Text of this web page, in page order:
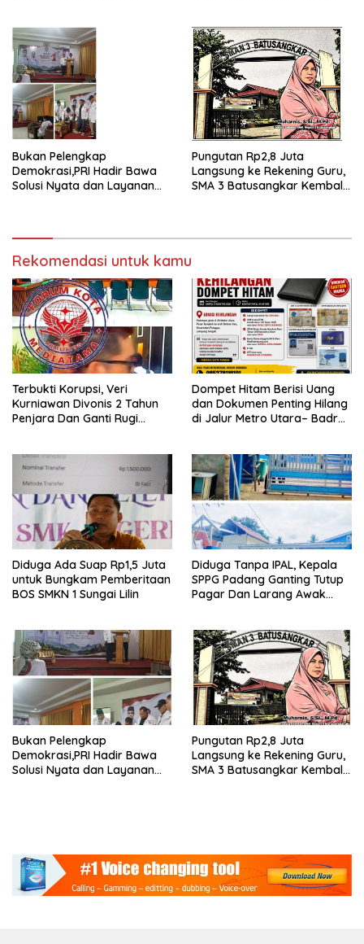
Bukan Pelengkap
Demokrasi,PRI Hadir Bawa
Solusi Nyata dan Layanan
Pungutan Rp2,8 Juta
Langsung ke Rekening Guru,
SMA 3 Batusangkar Kembali
Rekomendasi untuk kamu
Terbukti Korupsi, Veri
Kurniawan Divonis 2 Tahun
Penjara Dan Ganti Rugi
Dompet Hitam Berisi Uang
dan Dokumen Penting Hilang
di Jalur Metro Utara– Badran
Diduga Ada Suap Rp1,5 Juta
untuk Bungkam Pemberitaan
BOS SMKN 1 Sungai Lilin
Diduga Tanpa IPAL, Kepala
SPPG Padang Ganting Tutup
Pagar Dan Larang Awak
Bukan Pelengkap
Demokrasi,PRI Hadir Bawa
Solusi Nyata dan Layanan
Pungutan Rp2,8 Juta
Langsung ke Rekening Guru,
SMA 3 Batusangkar Kembali